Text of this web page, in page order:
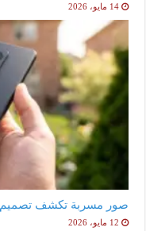
14 مايو، 2026
صور مسربة تكشف تصميم Xperia 1 VIII الجديد
12 مايو، 2026